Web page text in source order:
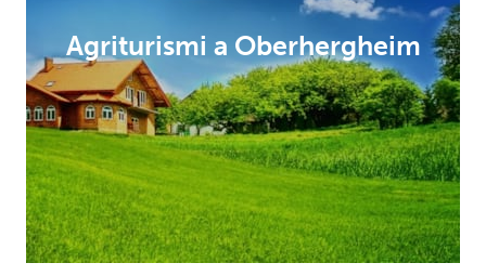
Agriturismi a Oberhergheim